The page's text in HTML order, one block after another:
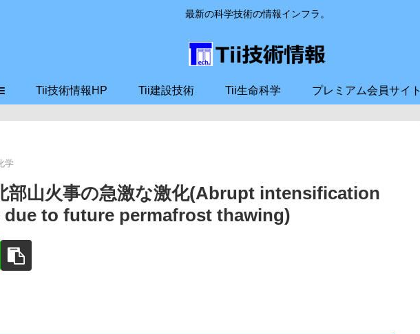
最新の科学技術の情報インフラ。
Tii技術情報HP Tii建設技術 Tii生命科学 プレミアム会員サイト
学
部山火事の急激な激化(Abrupt intensification
to future permafrost thawing)